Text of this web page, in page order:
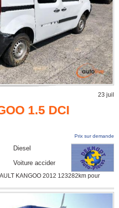
23 juil
1.5 DCI
Prix sur demande
Diesel
Voiture accidentée
KANGOO 2012 123282km pour